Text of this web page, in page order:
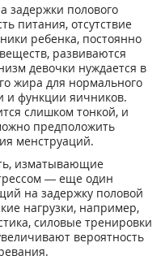
задержки полового
питания, отсутствие
ребенка, постоянно
развиваются
девочки нуждается в
жира для нормального
и функции яичников.
слишком тонкой, и
предположить
менструаций.
изматывающие
— еще один
на задержку половой
нагрузки, например,
силовые тренировки
вероятность